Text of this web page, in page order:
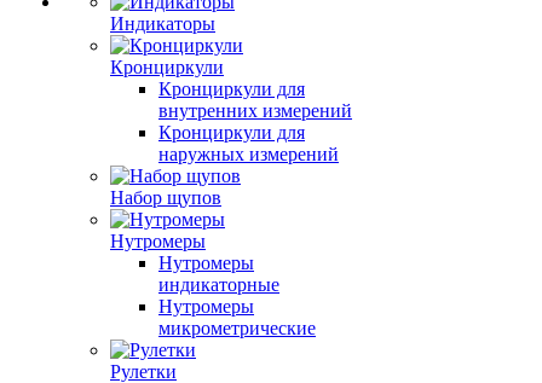
Индикаторы
Кронциркули
Кронциркули для
внутренних измерений
Кронциркули для
наружных измерений
Набор щупов
Нутромеры
Нутромеры
индикаторные
Нутромеры
микрометрические
Рулетки